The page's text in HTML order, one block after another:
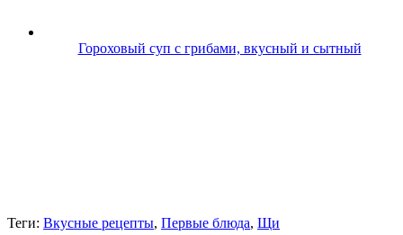
Гороховый суп с грибами, вкусный и сытный
Теги: Вкусные рецепты, Первые блюда, Щи